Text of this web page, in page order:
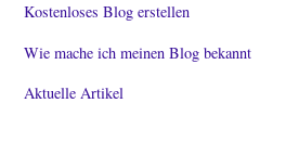
Kostenloses Blog erstellen
Wie mache ich meinen Blog bekannt
Aktuelle Artikel